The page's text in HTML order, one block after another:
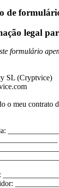
de
legal
formulário
SL (Cryptvice)
o meu contrato